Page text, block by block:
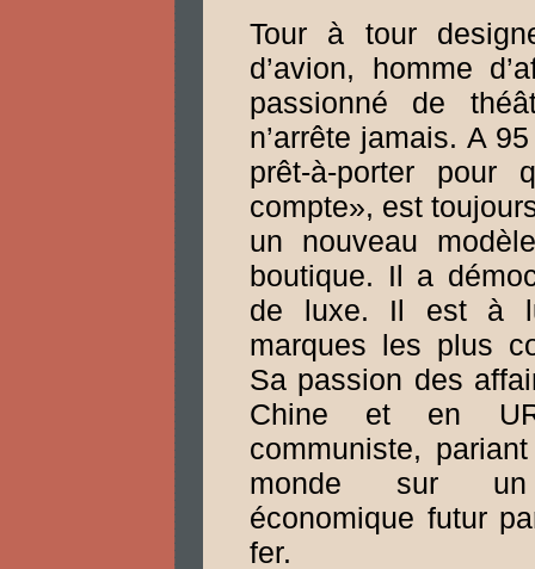
Tour à tour
d’avion, homme
passionné de
n’arrête jamais. A
prêt-à-porter pour
compte», est
un nouveau
boutique. Il a
de luxe. Il est à
marques les plus
Sa passion des
Chine et en
communiste,
monde sur un
économique futur
fer.